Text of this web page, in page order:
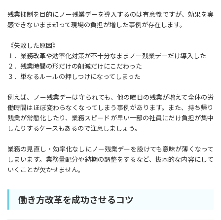
残業抑制を目的にノー残業デーを導入するのは有意義ですが、効果を実
感できないまま却って現場の負担が増した事例が存在します。
《失敗した原因》
１．業務改革や効率化対策が不十分なままノー残業デーだけ導入した
２．残業時間の形だけの削減だけにこだわった
３．単なるルールの押しつけになってしまった
例えば、ノー残業デーは守られても、他の曜日の残業が増えて全体の労
働時間はほぼ変わらなくなってしまう事例があります。また、持ち帰り
残業が常態化したり、業務スピードが早い一部の社員にだけ負担が集中
したりするケースもあるので注意しましょう。
業務の見直し・効率化なしにノー残業デーを設けても意味が薄くなって
しまいます。業務量配分や納期の調整をするなど、抜本的な内容にして
いくことが欠かせません。
​働き方改革を成功させるコツ